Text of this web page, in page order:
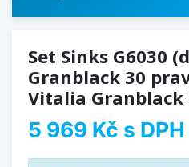
Set Sinks G6030
Granblack 30
Vitalia Granblack
5 969 Kč s DPH